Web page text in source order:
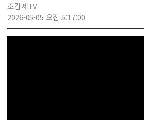
조갑제TV
2026-05-05 오전 5:17:00